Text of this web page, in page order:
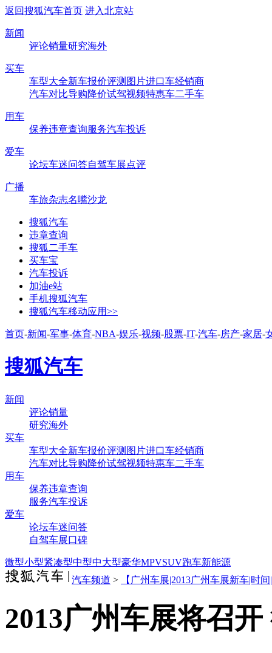
返回搜狐汽车首页 进入北京站
新闻
评论销量研究海外
买车
车型大全新车报价评测 图片进口车经销商
汽车对比导购降价试驾视频特惠车二手车
用车
保养违章查询服务汽车投诉
爱车
论坛车迷问答自驾车展点评
广播
车旅杂志名嘴沙龙
搜狐汽车
违章查询
搜狐二手车
买车宝
汽车投诉
加油e站
手机搜狐汽车
搜狐汽车移动应用>>
首页-新闻-军事-体育-NBA-娱乐-视频-股票-IT-汽车-房产-家居-
搜狐汽车
新闻
评论销量
研究海外
买车
车型大全新车报价评测 图片进口车经销商
汽车对比导购降价试驾视频特惠车二手车
用车
保养违章查询
服务汽车投诉
爱车
论坛车迷问答
自驾车展口碑
微型小型紧凑型中型中大型豪华MPVSUV跑车新能源
汽车频道 > 【广州车展|2013广州车展新车|时
2013广州车展将召